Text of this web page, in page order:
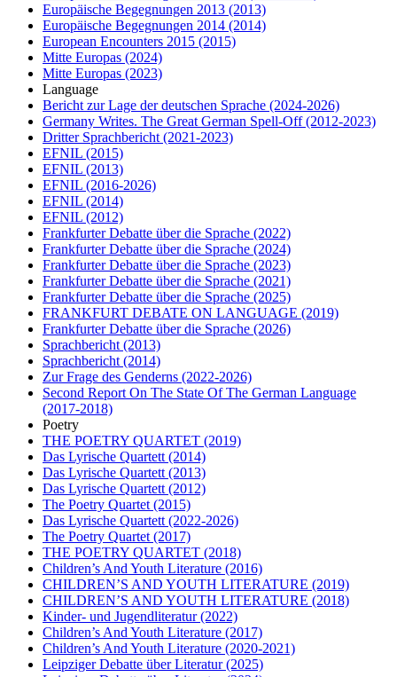
Europäische Begegnungen 2013 (2013)
Europäische Begegnungen 2014 (2014)
European Encounters 2015 (2015)
Mitte Europas (2024)
Mitte Europas (2023)
Language
Bericht zur Lage der deutschen Sprache (2024-2026)
Germany Writes. The Great German Spell-Off(2012-2023)
Dritter Sprachbericht (2021-2023)
EFNIL (2015)
EFNIL (2013)
EFNIL (2016-2026)
EFNIL (2014)
EFNIL (2012)
Frankfurter Debatte über die Sprache (2022)
Frankfurter Debatte über die Sprache (2024)
Frankfurter Debatte über die Sprache (2023)
Frankfurter Debatte über die Sprache (2021)
Frankfurter Debatte über die Sprache (2025)
FRANKFURT DEBATE ON LANGUAGE (2019)
Frankfurter Debatte über die Sprache (2026)
Sprachbericht (2013)
Sprachbericht (2014)
Zur Frage des Genderns (2022-2026)
Second Report On The State Of The German Language
(2017-2018)
Poetry
THE POETRY QUARTET (2019)
Das Lyrische Quartett (2014)
Das Lyrische Quartett (2013)
Das Lyrische Quartett (2012)
The Poetry Quartet (2015)
Das Lyrische Quartett (2022-2026)
The Poetry Quartet (2017)
THE POETRY QUARTET (2018)
Children’s And Youth Literature (2016)
CHILDREN’S AND YOUTH LITERATURE (2019)
CHILDREN’S AND YOUTH LITERATURE (2018)
Kinder- und Jugendliteratur(2022)
Children’s And Youth Literature (2017)
Children’s And Youth Literature (2020-2021)
Leipziger Debatte über Literatur(2025)